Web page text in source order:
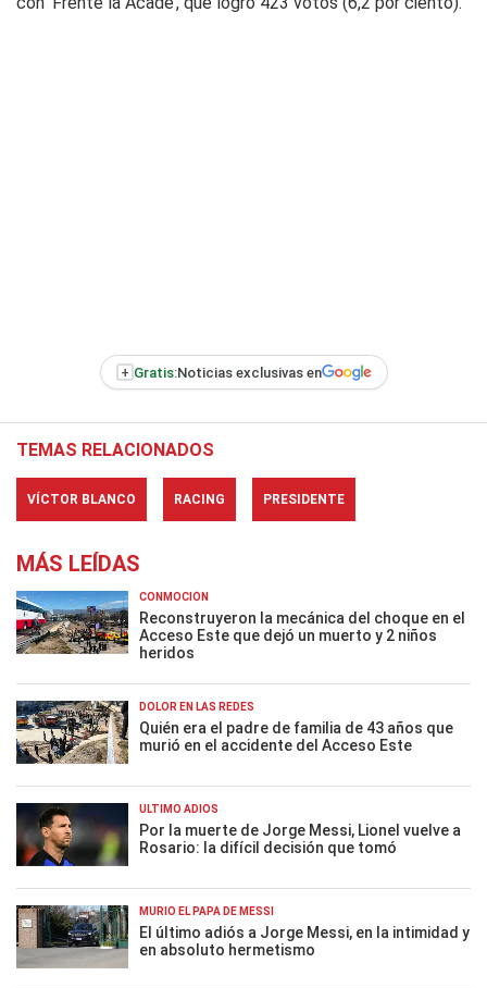
+ Gratis:Noticias exclusivas en
TEMAS RELACIONADOS
VÍCTOR BLANCO RACING PRESIDENTE
MÁS LEÍDAS
CONMOCIÓN
Reconstruyeron la mecánica del choque en el
Acceso Este que dejó un muerto y 2 niños
heridos
DOLOR EN LAS REDES
Quién era el padre de familia de 43 años que
murió en el accidente del Acceso Este
ÚLTIMO ADIÓS
Por la muerte de Jorge Messi, Lionel vuelve a
Rosario: la difícil decisión que tomó
MURIÓ EL PAPÁ DE MESSI
El último adiós a Jorge Messi, en la intimidad y
en absoluto hermetismo